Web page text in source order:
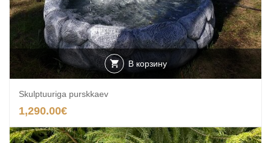
В корзину
Skulptuuriga purskkaev
1,290.00€